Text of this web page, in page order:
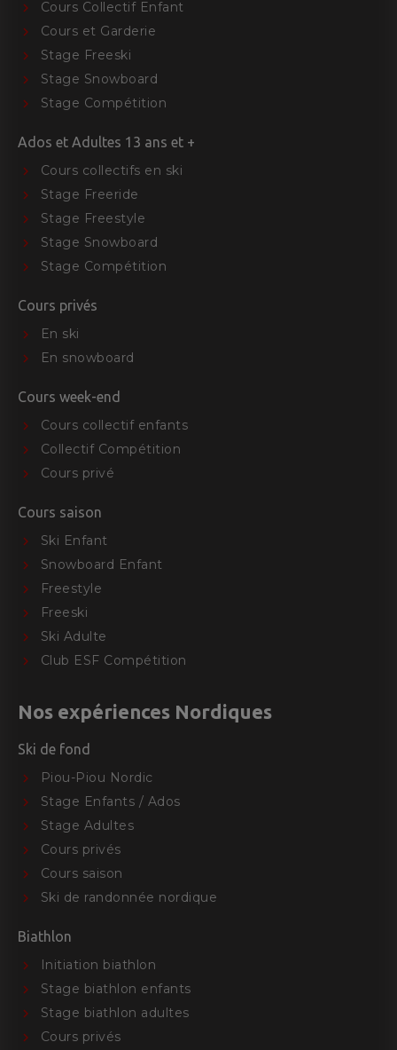
Cours Collectif Enfant
Cours et Garderie
Stage Freeski
Stage Snowboard
Stage Compétition
Ados et Adultes 13 ans et +
Cours collectifs en ski
Stage Freeride
Stage Freestyle
Stage Snowboard
Stage Compétition
Cours privés
En ski
En snowboard
Cours week-end
Cours collectif enfants
Collectif Compétition
Cours privé
Cours saison
Ski Enfant
Snowboard Enfant
Freestyle
Freeski
Ski Adulte
Club ESF Compétition
Nos expériences Nordiques
Ski de fond
Piou-Piou Nordic
Stage Enfants / Ados
Stage Adultes
Cours privés
Cours saison
Ski de randonnée nordique
Biathlon
Initiation biathlon
Stage biathlon enfants
Stage biathlon adultes
Cours privés